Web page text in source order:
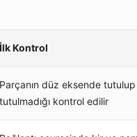
İlk Kontrol
Parçanın düz eksende tutulup
tutulmadığı kontrol edilir